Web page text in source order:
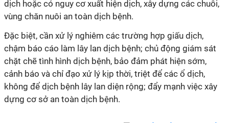
dịch hoặc có nguy cơ xuất hiện dịch, xây dựng các chuỗi,
vùng chăn nuôi an toàn dịch bệnh.
Đặc biệt, cần xử lý nghiêm các trường hợp giấu dịch,
chậm báo cáo làm lây lan dịch bệnh; chủ động giám sát
chặt chẽ tình hình dịch bệnh, bảo đảm phát hiện sớm,
cảnh báo và chỉ đạo xử lý kịp thời, triệt để các ổ dịch,
không để dịch bệnh lây lan diện rộng; đẩy mạnh việc xây
dựng cơ sở an toàn dịch bệnh.